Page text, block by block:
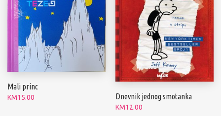
Mali princ
KM15.00 Dnevnik jednog smotanka
KM12.00